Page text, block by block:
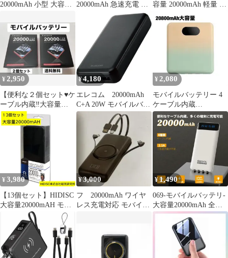
20000mAh 小型 大容量
20000mAh 急速充電 ケ
ーブル内蔵 大容量 軽量
容量 20000mAh 軽量 小
型 急速充電 スマホ充電
¥2,950
【便利な２個セット♥ケ
ーブル内蔵‼️大容量
20000mAh】モバイルバ
ッテリー
¥4,180
エレコム 20000mAh
C+A 20W モバイルバッ
テリー DE-C34-
¥ 2,080
モバイルバッテリー 4
ケーブル内蔵
20800mAh大容量 198g
小型
¥ 3,980
【13個セット】HIDISC
大容量20000mAH モバ
イルバッテリー 2ポー
ト出力5V2．4A 2台同
時充電可能 スマートフ
ォン約8回フル充電 HD-
MBC20000PTBK PSE
¥3,000
フ 20000mAh ワイヤ
レス充電対応 モバイル
¥1,490
069-モバイルバッテリ-
大容量20000mAh 全新
品 iphone携帯 PSE認
証済み ブラック黒/ホワ
イト白/パープル紫/ピン
グ/グリーン5色